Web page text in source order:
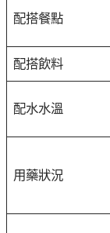
配搭餐點
配搭飲料
配水水溫
用藥狀況